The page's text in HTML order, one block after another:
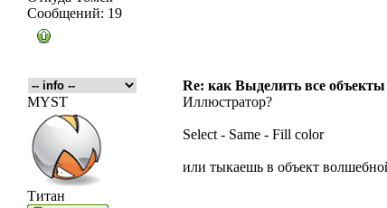
Сообщений: 19
Re: как Выделить все объекты
MYST
Титан
Иллюстратор?
Select - Same - Fill color
или тыкаешь в объект